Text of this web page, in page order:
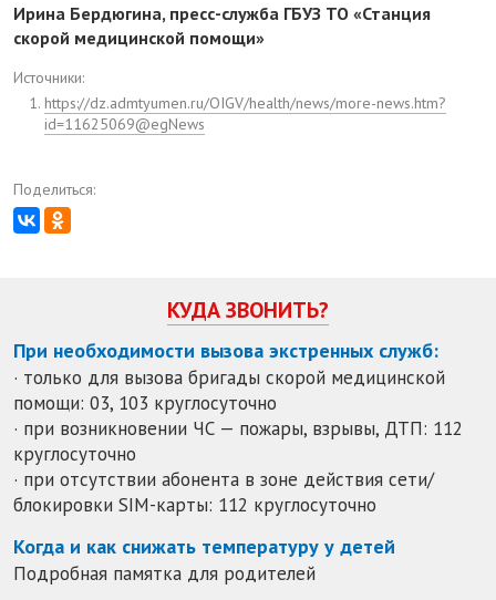
Ирина Бердюгина, пресс-служба ГБУЗ ТО «Станция
скорой медицинской помощи»
Источники:
https://dz.admtyumen.ru/OIGV/health/news/more-news.htm?
id=11625069@egNews
Поделиться:
КУДА ЗВОНИТЬ?
При необходимости вызова экстренных служб:
· только для вызова бригады скорой медицинской
помощи: 03, 103 круглосуточно
· при возникновении ЧС — пожары, взрывы, ДТП: 112
круглосуточно
· при отсутствии абонента в зоне действия сети/
блокировки SIM-карты: 112 круглосуточно
Когда и как снижать температуру у детей
Подробная памятка для родителей